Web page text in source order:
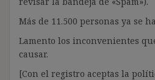
Más de 11.500 personas ya se
Lamento los inconvenientes
causar.
[Con el registro aceptas la